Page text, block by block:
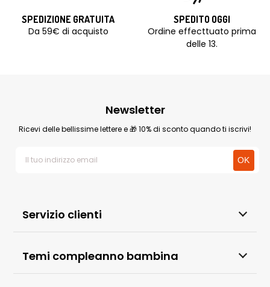
SPEDIZIONE GRATUITA
Da 59€ di acquisto
SPEDITO OGGI
Ordine effecttuato prima
delle 13.
Servizio clienti
Temi compleanno bambina
Newsletter
Ricevi delle bellissime lettere e 🎁 10% di sconto quando ti iscrivi!